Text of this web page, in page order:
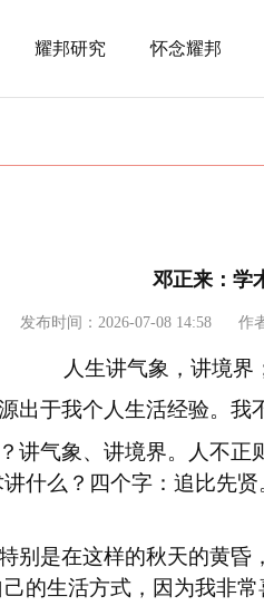
耀邦研究 怀念耀邦
邓正来：学
发布时间：2026-07-08 14:58 作
人生讲气象，讲境界
出于我个人生活经验。我
讲气象、讲境界。人不
什么？四个字：追比先
别是在这样的秋天的黄
的生活方式，因为我非